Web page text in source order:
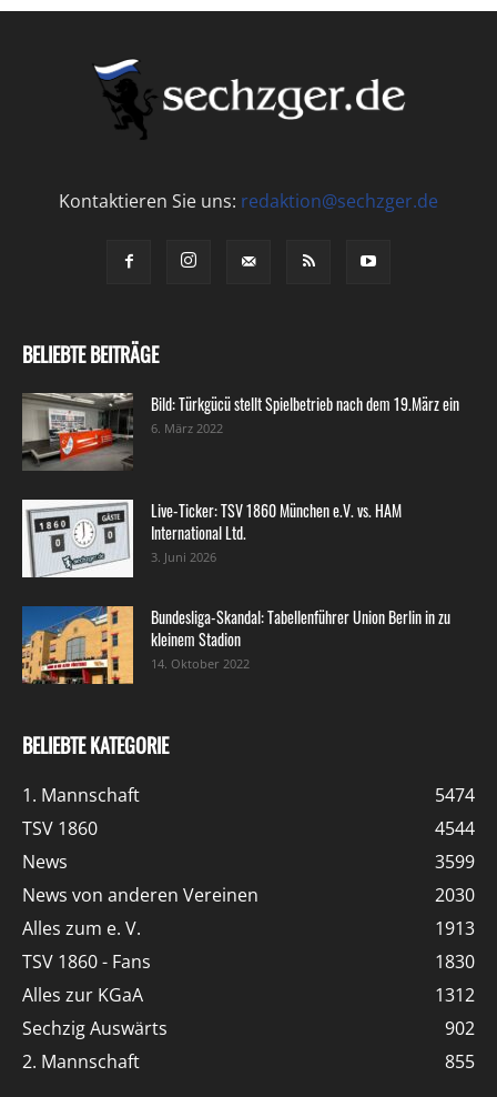
Kontaktieren Sie uns: redaktion@sechzger.de
BELIEBTE BEITRÄGE
Bild: Türkgücü stellt Spielbetrieb nach dem 19.März ein
6. März 2022
Live-Ticker: TSV 1860 München e.V. vs. HAM
International Ltd.
3. Juni 2026
Bundesliga-Skandal: Tabellenführer Union Berlin in zu
kleinem Stadion
14. Oktober 2022
BELIEBTE KATEGORIE
1. Mannschaft
5474
TSV 1860
4544
News
3599
News von anderen Vereinen
2030
Alles zum e. V.
1913
TSV 1860 - Fans
1830
Alles zur KGaA
1312
Sechzig Auswärts
902
2. Mannschaft
855